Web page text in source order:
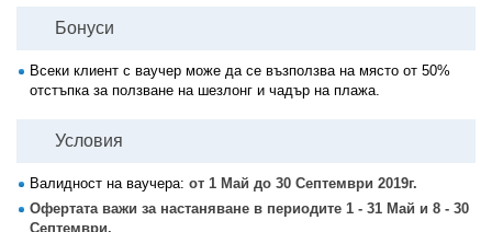
• Лека закуска (12:00 - 18:00ч) - разнообразие от сандвичи, бургери,
наливна бира, вино, шампанско и алкохолни напитки (подбор от
местни и вносни марки);
и алкохолни напитки (подбор от местни и вносни марки);
открита тераса, плюс вода, сок, безалкохолни напитки, бира, вино
и алкохолни напитки (подбор от местни и вносни марки);
• Среднощна закуска (21:30 - 23:00ч) - разнообразие от сандвичи,
Бонуси
Всеки клиент с ваучер може да се възползва на място от 50%
отстъпка за ползване на шезлонг и чадър на плажа.
Условия
Валидност на ваучера: от 1 Май до 30 Септември 2019г.
Офертата важи за настаняване в периодите 1 - 31 Май и 8 - 30
Септември.